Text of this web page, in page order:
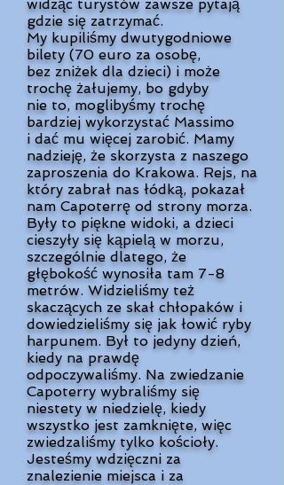
widząc turystów zawsze pytają
gdzie się zatrzymać.
My kupiliśmy dwutygodniowe
bilety (70 euro za osobę,
bez zniżek dla dzieci) i może
trochę żałujemy, bo gdyby
nie to, moglibyśmy trochę
bardziej wykorzystać Massimo
i dać mu więcej zarobić. Mamy
nadzieję, że skorzysta z naszego
zaproszenia do Krakowa. Rejs, na
który zabrał nas łódką, pokazał
nam Capoterrę od strony morza.
Były to piękne widoki, a dzieci
cieszyły się kąpielą w morzu,
szczególnie dlatego, że
głębokość wynosiła tam 7-8
metrów. Widzieliśmy też
skaczących ze skał chłopaków i
dowiedzieliśmy się jak łowić ryby
harpunem. Był to jedyny dzień,
kiedy na prawdę
odpoczywaliśmy. Na zwiedzanie
Capoterry wybraliśmy się
niestety w niedzielę, kiedy
wszystko jest zamknięte, więc
zwiedzaliśmy tylko kościoły.
Jesteśmy wdzięczni za
znalezienie miejsca i za